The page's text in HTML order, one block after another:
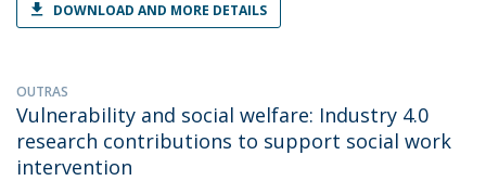
DOWNLOAD AND MORE DETAILS
OUTRAS
Vulnerability and social welfare: Industry 4.0
research contributions to support social work
intervention